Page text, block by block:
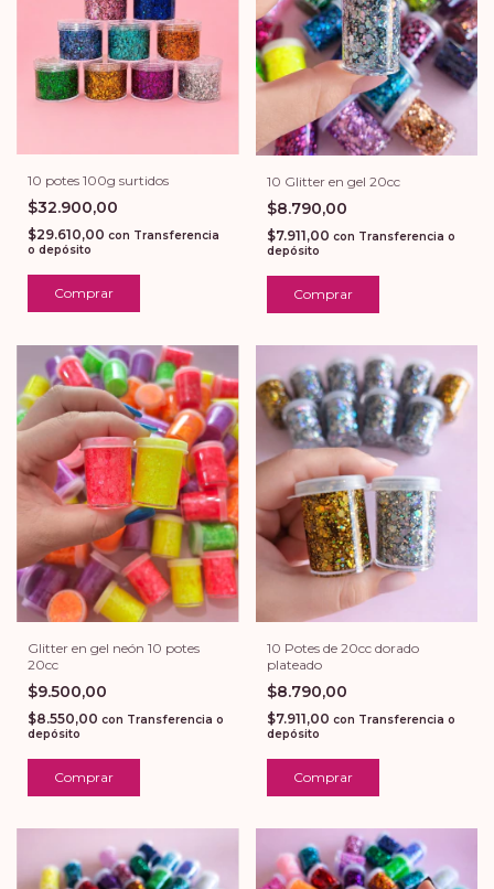
10 potes 100g surtidos
$32.900,00
$29.610,00 con Transferencia
o depósito
10 Glitter en gel 20cc
$8.790,00
$7.911,00 con Transferencia o
depósito
Glitter en gel neón 10 potes
20cc
$9.500,00
$8.550,00 con Transferencia o
depósito
10 Potes de 20cc dorado
plateado
$8.790,00
$7.911,00 con Transferencia o
depósito